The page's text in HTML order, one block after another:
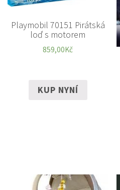
Playmobil 70151 Pirátská
loď s motorem
859,00Kč
KUP NYNÍ